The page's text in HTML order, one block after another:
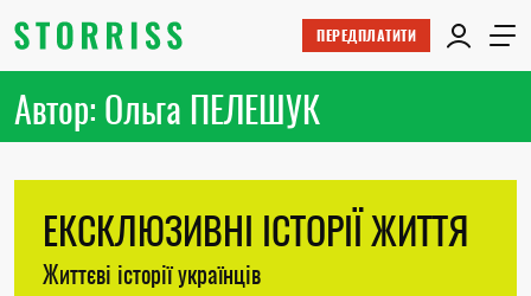
ПЕРЕДПЛАТИТИ
Автор: Ольга ПЕЛЕШУК
ЕКСКЛЮЗИВНІ ІСТОРІЇ ЖИТТЯ
Життєві історії українців